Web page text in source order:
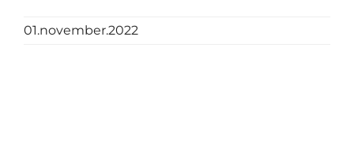
01.november.2022